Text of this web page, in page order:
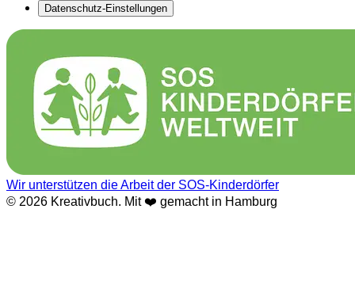
Datenschutz-Einstellungen
Wir unterstützen die Arbeit der SOS-Kinderdörfer
© 2026 Kreativbuch. Mit ❤️ gemacht in Hamburg